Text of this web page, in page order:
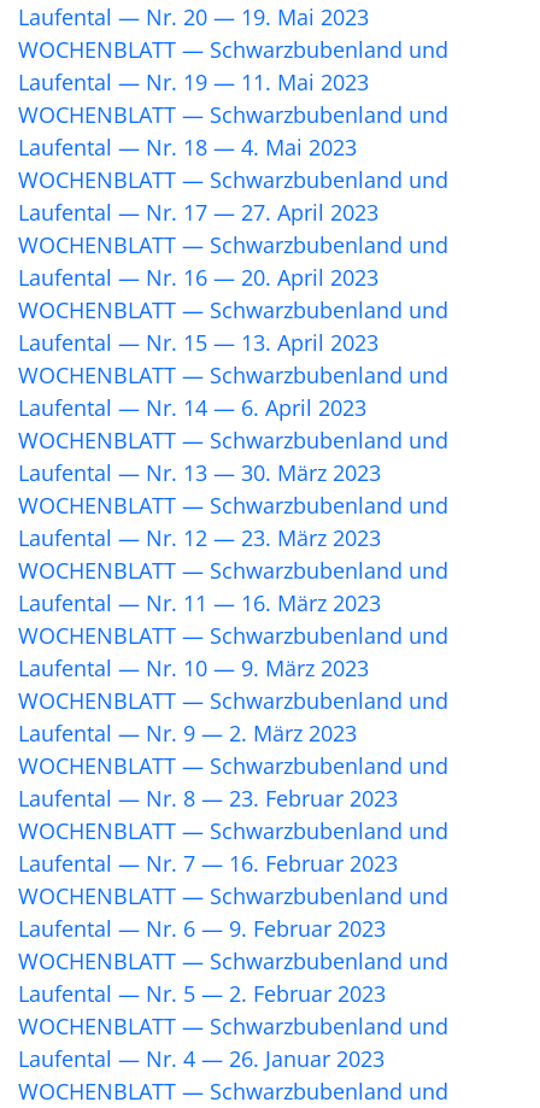
Laufental — Nr. 20 — 19. Mai 2023
WOCHENBLATT — Schwarzbubenland und
Laufental — Nr. 19 — 11. Mai 2023
WOCHENBLATT — Schwarzbubenland und
Laufental — Nr. 18 — 4. Mai 2023
WOCHENBLATT — Schwarzbubenland und
Laufental — Nr. 17 — 27. April 2023
WOCHENBLATT — Schwarzbubenland und
Laufental — Nr. 16 — 20. April 2023
WOCHENBLATT — Schwarzbubenland und
Laufental — Nr. 15 — 13. April 2023
WOCHENBLATT — Schwarzbubenland und
Laufental — Nr. 14 — 6. April 2023
WOCHENBLATT — Schwarzbubenland und
Laufental — Nr. 13 — 30. März 2023
WOCHENBLATT — Schwarzbubenland und
Laufental — Nr. 12 — 23. März 2023
WOCHENBLATT — Schwarzbubenland und
Laufental — Nr. 11 — 16. März 2023
WOCHENBLATT — Schwarzbubenland und
Laufental — Nr. 10 — 9. März 2023
WOCHENBLATT — Schwarzbubenland und
Laufental — Nr. 9 — 2. März 2023
WOCHENBLATT — Schwarzbubenland und
Laufental — Nr. 8 — 23. Februar 2023
WOCHENBLATT — Schwarzbubenland und
Laufental — Nr. 7 — 16. Februar 2023
WOCHENBLATT — Schwarzbubenland und
Laufental — Nr. 6 — 9. Februar 2023
WOCHENBLATT — Schwarzbubenland und
Laufental — Nr. 5 — 2. Februar 2023
WOCHENBLATT — Schwarzbubenland und
Laufental — Nr. 4 — 26. Januar 2023
WOCHENBLATT — Schwarzbubenland und